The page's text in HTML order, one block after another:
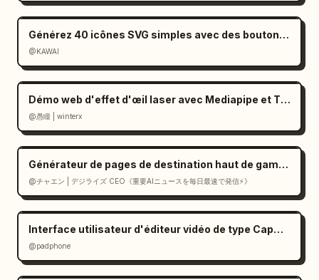
Générez 40 icônes SVG simples avec des boutons de téléchargement
@KAWAI
Démo web d'effet d'œil laser avec Mediapipe et Three.js
@愚瞳 | winterx
Générateur de pages de destination haut de gamme de style suisse en React
@チャエン | デジライズ CEO《重要AIニュースを毎日最速で発信⚡️》
Interface utilisateur d'éditeur vidéo de type CapCut dans Gemini
@padphone